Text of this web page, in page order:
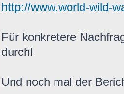
http://www.world-wild-
Für konkretere
durch!
Und noch mal der